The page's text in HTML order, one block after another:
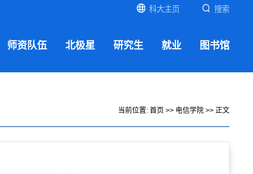
科大主页 搜索
师资队伍 北极星 研究生 就业 图书馆
当前位置: 首页 >> 电信学院>> 正文